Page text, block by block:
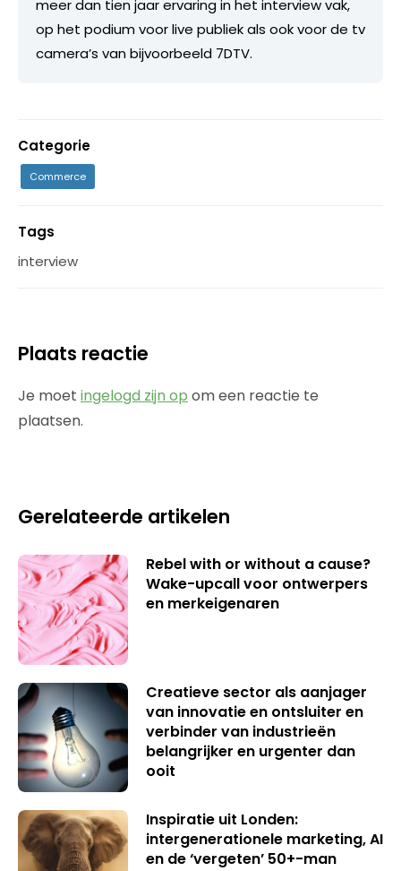
meer dan tien jaar ervaring in het interview vak,
op het podium voor live publiek als ook voor de tv
camera’s van bijvoorbeeld 7DTV.
Categorie
Commerce
Tags
interview
Plaats reactie
Je moet ingelogd zijn op om een reactie te
plaatsen.
Gerelateerde artikelen
Rebel with or without a cause?
Wake-upcall voor ontwerpers
en merkeigenaren
Creatieve sector als aanjager
van innovatie en ontsluiter en
verbinder van industrieën
belangrijker en urgenter dan
ooit
Inspiratie uit Londen:
intergenerationele marketing, AI
en de ‘vergeten’ 50+-man